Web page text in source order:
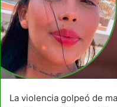
La violencia golpeó de